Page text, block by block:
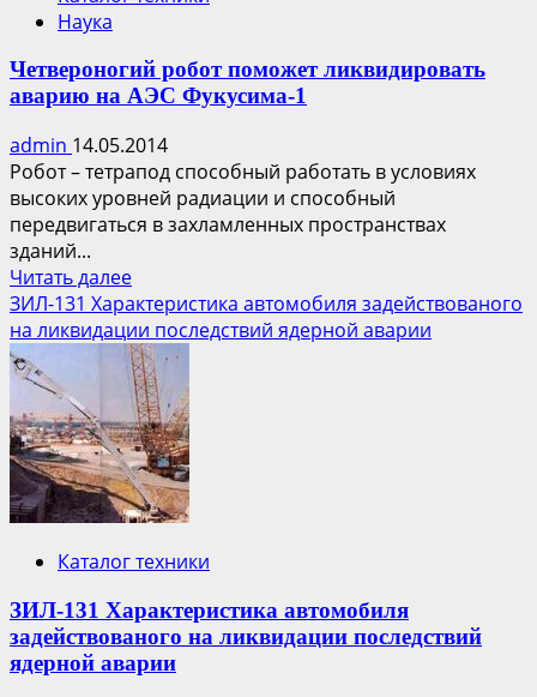
Наука
Четвероногий робот поможет ликвидировать
аварию на АЭС Фукусима-1
admin 14.05.2014
Робот – тетрапод способный работать в условиях
высоких уровней радиации и способный
передвигаться в захламленных пространствах
зданий...
Читать далееПрочитать
больше
о
Четвероногий
робот
поможет
ликвидировать
аварию
на
АЭС
ЗИЛ-131 Характеристика автомобиля задействованого
на ликвидации последствий ядерной аварии
Каталог техники
ЗИЛ-131 Характеристика автомобиля
задействованого на ликвидации последствий
ядерной аварии